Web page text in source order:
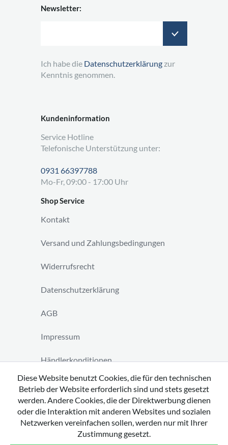
Kundeninformation
Service Hotline
Telefonische Unterstützung unter:
0931 66397788
Mo-Fr, 09:00 - 17:00 Uhr
Shop Service
Kontakt
Versand und Zahlungsbedingungen
Widerrufsrecht
Datenschutzerklärung
AGB
Impressum
Händlerkonditionen
Vertrag widerrufen
Newsletter:
Ich habe die Datenschutzerklärung zur
Kenntnis genommen.
Diese Website benutzt Cookies, die für den technischen
Betrieb der Website erforderlich sind und stets gesetzt
werden. Andere Cookies, die der Direktwerbung dienen
oder die Interaktion mit anderen Websites und sozialen
Netzwerken vereinfachen sollen, werden nur mit Ihrer
Zustimmung gesetzt.